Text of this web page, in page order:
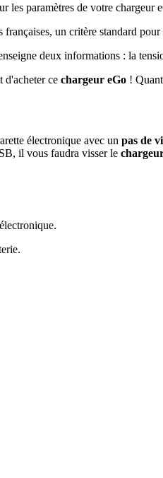
les paramètres de votre chargeur
un critère standard
deux informations : la
d'acheter ce chargeur eGo !
électronique avec un pas de
il vous faudra visser le